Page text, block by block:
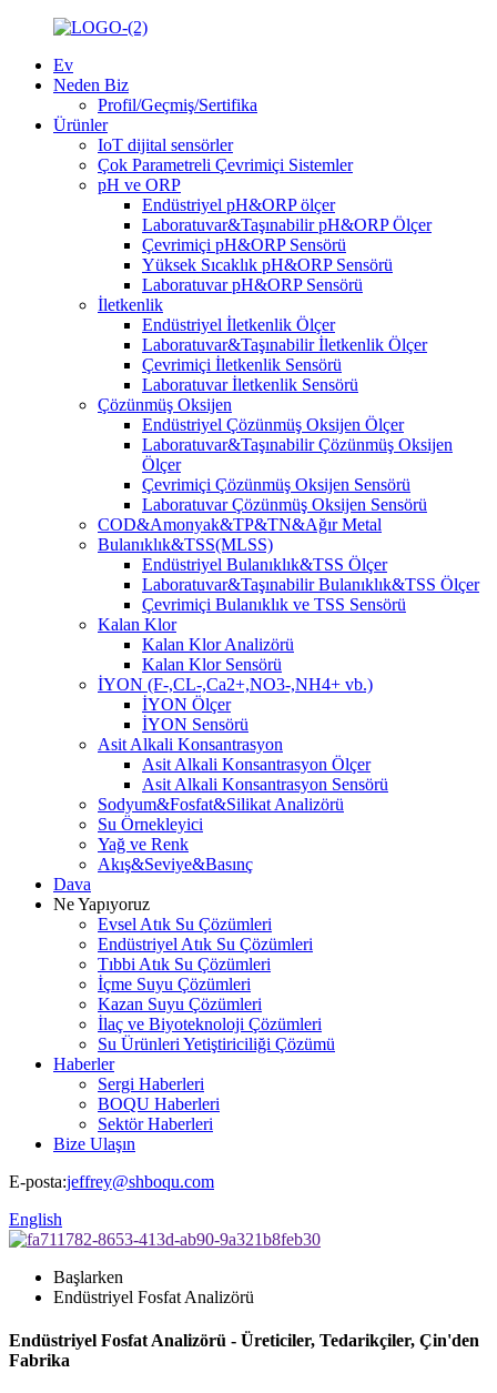
Ev
Neden Biz
Profil/Geçmiş/Sertifika
Ürünler
IoT dijital sensörler
Çok Parametreli Çevrimiçi Sistemler
pH ve ORP
Endüstriyel pH&ORP ölçer
Laboratuvar&Taşınabilir pH&ORP Ölçer
Çevrimiçi pH&ORP Sensörü
Yüksek Sıcaklık pH&ORP Sensörü
Laboratuvar pH&ORP Sensörü
İletkenlik
Endüstriyel İletkenlik Ölçer
Laboratuvar&Taşınabilir İletkenlik Ölçer
Çevrimiçi İletkenlik Sensörü
Laboratuvar İletkenlik Sensörü
Çözünmüş Oksijen
Endüstriyel Çözünmüş Oksijen Ölçer
Laboratuvar&Taşınabilir Çözünmüş Oksijen
Ölçer
Çevrimiçi Çözünmüş Oksijen Sensörü
Laboratuvar Çözünmüş Oksijen Sensörü
COD&Amonyak&TP&TN&Ağır Metal
Bulanıklık&TSS(MLSS)
Endüstriyel Bulanıklık&TSS Ölçer
Laboratuvar&Taşınabilir Bulanıklık&TSS Ölçer
Çevrimiçi Bulanıklık ve TSS Sensörü
Kalan Klor
Kalan Klor Analizörü
Kalan Klor Sensörü
İYON (F-,CL-,Ca2+,NO3-,NH4+ vb.)
İYON Ölçer
İYON Sensörü
Asit Alkali Konsantrasyon
Asit Alkali Konsantrasyon Ölçer
Asit Alkali Konsantrasyon Sensörü
Sodyum&Fosfat&Silikat Analizörü
Su Örnekleyici
Yağ ve Renk
Akış&Seviye&Basınç
Dava
Ne Yapıyoruz
Evsel Atık Su Çözümleri
Endüstriyel Atık Su Çözümleri
Tıbbi Atık Su Çözümleri
İçme Suyu Çözümleri
Kazan Suyu Çözümleri
İlaç ve Biyoteknoloji Çözümleri
Su Ürünleri Yetiştiriciliği Çözümü
Haberler
Sergi Haberleri
BOQU Haberleri
Sektör Haberleri
Bize Ulaşın
E-posta:jeffrey@shboqu.com
English
Başlarken
Endüstriyel Fosfat Analizörü
Endüstriyel Fosfat Analizörü - Üreticiler, Tedarikçiler, Çin'den
Fabrika